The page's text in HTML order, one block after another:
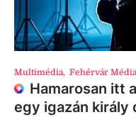
Multimédia, Fehérvár
Hamarosan itt
egy igazán király